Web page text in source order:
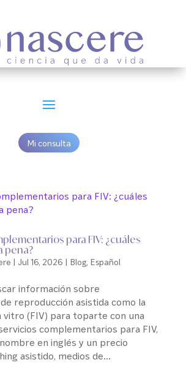
Mi consulta
para FIV: ¿cuáles
pena?
| Jul 16, 2026 | Blog, Español
información sobre
reproducción asistida como la
vitro (FIV) para toparte con una
complementarios para FIV,
en inglés y un precio
asistido, medios de...